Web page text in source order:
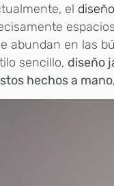
el diseño
abundan en las
sencillo, diseño
hechos a